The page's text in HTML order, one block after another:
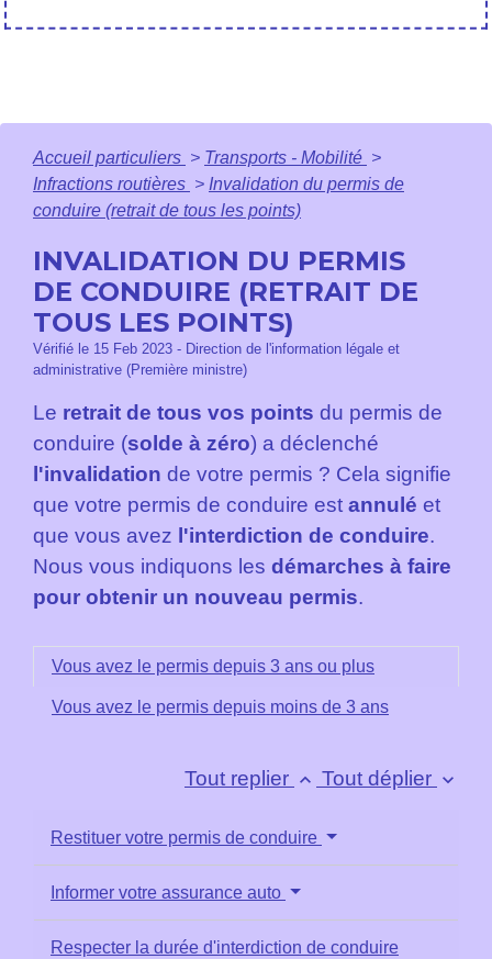
Accueil particuliers > Transports - Mobilité >
Infractions routières > Invalidation du permis de
conduire (retrait de tous les points)
INVALIDATION DU PERMIS
DE CONDUIRE (RETRAIT DE
TOUS LES POINTS)
Vérifié le 15 Feb 2023 - Direction de l'information légale et
administrative (Première ministre)
Le retrait de tous vos points du permis de
conduire (solde à zéro) a déclenché
l'invalidation de votre permis ? Cela signifie
que votre permis de conduire est annulé et
que vous avez l'interdiction de conduire.
Nous vous indiquons les démarches à faire
pour obtenir un nouveau permis.
Vous avez le permis depuis 3 ans ou plus
Vous avez le permis depuis moins de 3 ans
Tout replier keyboard_arrow_up Tout déplier keyboard_arrow_down
Restituer votre permis de conduire
Informer votre assurance auto
Respecter la durée d'interdiction de conduire